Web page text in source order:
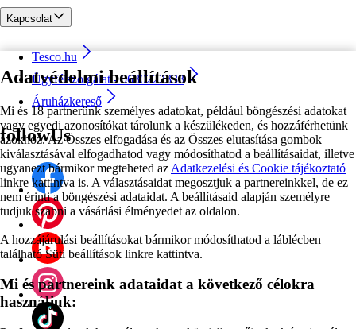
Adatvédelmi beállítások
Mi és 18 partnerünk személyes adatokat, például böngészési adatokat
vagy egyedi azonosítókat tárolunk a készülékeden, és hozzáférhetünk
azokhoz. Az Összes elfogadása és az Összes elutasítása gombok
kiválasztásával elfogadhatod vagy módosíthatod a beállításaidat, illetve
ugyanezt bármikor megteheted az Adatkezelési és Cookie tájékoztató
linkre kattintva is. A választásaidat megosztjuk a partnereinkkel, de ez
nem érinti a böngészési adataidat. A beállításaid alapján személyre
tudjuk szabni a vásárlási élményedet az oldalon.
A hozzájárulási beállításokat bármikor módosíthatod a láblécben
található Süti beállítások linkre kattintva.
Mi és partnereink adataidat a következő célokra
használjuk:
Kapcsolat
Tesco.hu
Ügyfélszolgálat - 0680222333
Áruházkereső
followUs